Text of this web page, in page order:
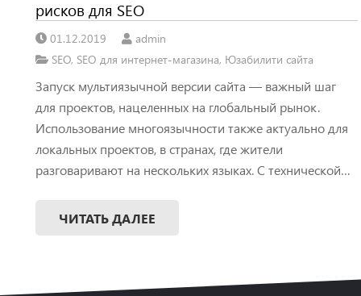
рисков для SEO
01.12.2019
admin
SEO, SEO для интернет-магазина, Юзабилити сайта
Запуск мультиязычной версии сайта — важный шаг
для проектов, нацеленных на глобальный рынок.
Использование многоязычности также актуально для
локальных проектов, в странах, где жители
разговаривают на нескольких языках. С технической…
ЧИТАТЬ ДАЛЕЕ